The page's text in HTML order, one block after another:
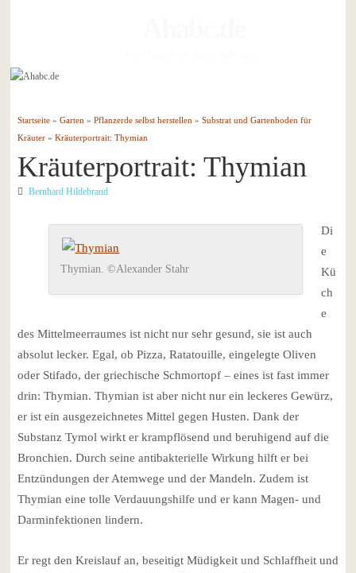
Startseite» Garten» Pflanzerde selbst herstellen» Substrat und Gartenboden für
Kräuter» Kräuterportrait: Thymian
Kräuterportrait: Thymian
Bernhard Hildebrand
Thymian. ©Alexander Stahr
Di
e
Kü
ch
e
des Mittelmeerraumes ist nicht nur sehr gesund, sie ist auch
absolut lecker. Egal, ob Pizza, Ratatouille, eingelegte Oliven
oder Stifado, der griechische Schmortopf – eines ist fast immer
drin: Thymian. Thymian ist aber nicht nur ein leckeres Gewürz,
er ist ein ausgezeichnetes Mittel gegen Husten. Dank der
Substanz Tymol wirkt er krampflösend und beruhigend auf die
Bronchien. Durch seine antibakterielle Wirkung hilft er bei
Entzündungen der Atemwege und der Mandeln. Zudem ist
Thymian eine tolle Verdauungshilfe und er kann Magen- und
Darminfektionen lindern.
Er regt den Kreislauf an, beseitigt Müdigkeit und Schlaffheit und